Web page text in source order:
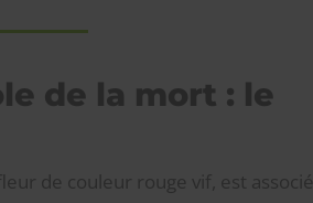
de la mort : le
de couleur rouge vif, est